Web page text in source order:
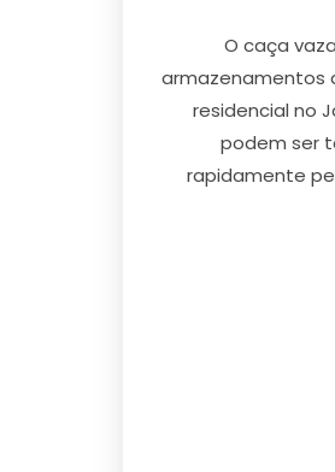
O caça
armazenamentos
residencial no
podem ser
rapidamente